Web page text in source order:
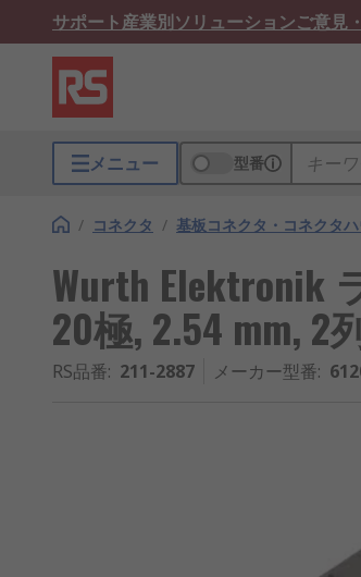
サポート産業別ソリューションご意見
メニュー 型番
/ コネクタ / 基板コネクタ・コネクタ
Wurth Elektronik
20極, 2.54 mm, 2
RS品番: 211-2887 メーカー型番: